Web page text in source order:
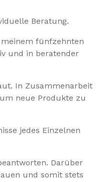
Beratung.
fünfzehnten
und in beratender
In Zusammenarbeit
neue Produkte zu
jedes Einzelnen
Darüber
und somit stets